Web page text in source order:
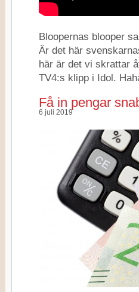
Bloopernas blooper
Är det här
här är det vi skrattar
TV4:s klipp i Idol.
Få in pengar
6 juli 2019